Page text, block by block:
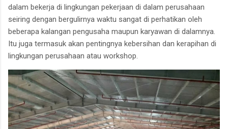
dalam bekerja di lingkungan pekerjaan di dalam perusahaan
seiring dengan bergulirnya waktu sangat di perhatikan oleh
beberapa kalangan pengusaha maupun karyawan di dalamnya.
Itu juga termasuk akan pentingnya kebersihan dan kerapihan di
lingkungan perusahaan atau workshop.